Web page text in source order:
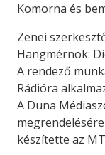
Komorna és
Zenei
Hangmérnök:
A rendező
Rádióra
A Duna
megrendelésére
készítette az